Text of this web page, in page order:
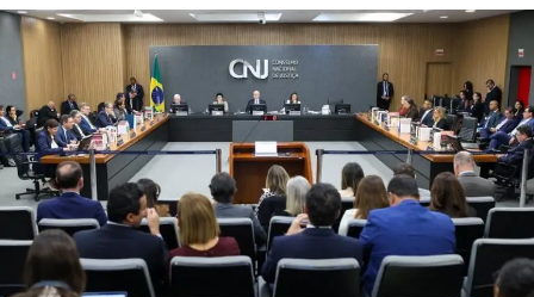
especialistas destacam queas intenções de voto
podem variar ao longo do processo eleitoral,
influenciadas por fatores econômicos, sociais, decisões
partidárias e acontecimentos do cenário nacional.
Redação Saiba+